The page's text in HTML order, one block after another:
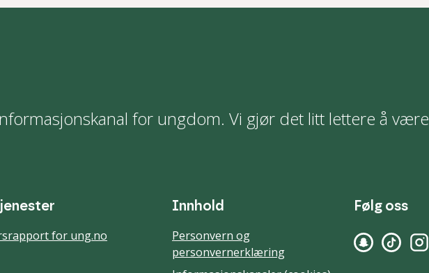
for ungdom. Vi gjør det litt lettere å være
for ung.no
Innhold
Personvern og
personvernerklæring
Følg oss